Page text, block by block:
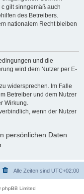
gilt sinngemäß auch
des Betreibers.
nationalem Recht bleiben
und die
wird dem Nutzer per E-
widersprechen. Im Falle
Betreiber und dem Nutzer
Wirkung.
wenn der Nutzer
persönlichen Daten
Alle Zeiten sind UTC+02:00
Limited